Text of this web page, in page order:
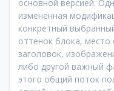
основной версией.
измененная
конкретный
оттенок блока,
заголовок,
либо другой важный
этого общий поток